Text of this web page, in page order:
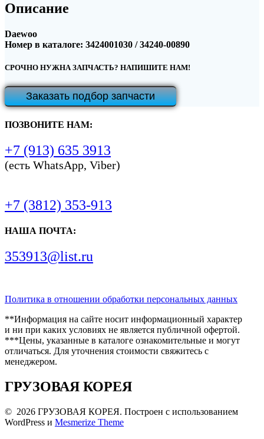
Описание
Daewoo
Номер в каталоге: 3424001030 / 34240-00890
СРОЧНО НУЖНА ЗАПЧАСТЬ? НАПИШИТЕ НАМ!
Заказать подбор запчасти
ПОЗВОНИТЕ НАМ:
+7 (913) 635 3913
(есть WhatsApp, Viber)
+7 (3812) 353-913
НАША ПОЧТА:
353913@list.ru
Политика в отношении обработки персональных данных
**Информация на сайте носит информационный характер
и ни при каких условиях не является публичной офертой.
***Цены, указанные в каталоге ознакомительные и могут
отличаться. Для уточнения стоимости свяжитесь с
менеджером.
ГРУЗОВАЯ КОРЕЯ
© 2026 ГРУЗОВАЯ КОРЕЯ. Построен с использованием
WordPress и Mesmerize Theme